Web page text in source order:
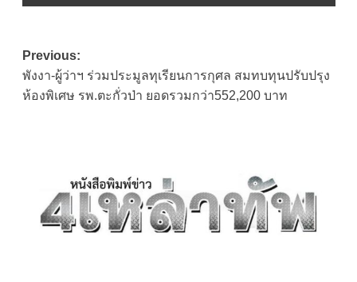
Post
navigation
Previous:
พังงา-ผู้ว่าฯ ร่วมประมูลทุเรียนการกุศล สมทบทุนปรับปรุง
ห้องพิเศษ รพ.ตะกั่วป่า ยอดรวมกว่า552,200 บาท